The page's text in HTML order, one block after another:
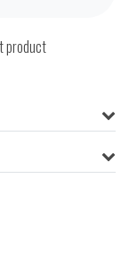
product